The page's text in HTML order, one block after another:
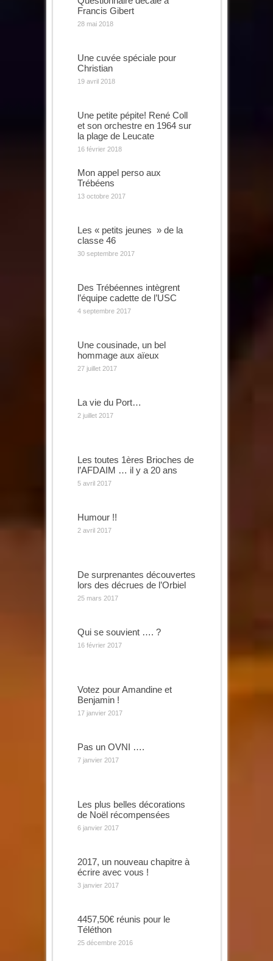
Francis Gibert
28 mai 2018
Une cuvée spéciale pour
Christian
19 avril 2018
Une petite pépite! René Coll
et son orchestre en 1964 sur
la plage de Leucate
16 février 2018
Mon appel perso aux
Trébéens
13 octobre 2017
Les « petits jeunes » de la
classe 46
30 septembre 2017
Des Trébéennes intègrent
l’équipe cadette de l’USC
4 septembre 2017
Une cousinade, un bel
hommage aux aïeux
27 juillet 2017
La vie du Port…
2 juillet 2017
Les toutes 1ères Brioches de
l’AFDAIM … il y a 20 ans
5 avril 2017
Humour !!
2 avril 2017
De surprenantes découvertes
lors des décrues de l’Orbiel
25 mars 2017
Qui se souvient …. ?
16 février 2017
Votez pour Amandine et
Benjamin !
17 janvier 2017
Pas un OVNI ….
7 janvier 2017
Les plus belles décorations
de Noël récompensées
6 janvier 2017
2017, un nouveau chapitre à
écrire avec vous !
3 janvier 2017
4457,50€ réunis pour le
Téléthon
25 décembre 2016